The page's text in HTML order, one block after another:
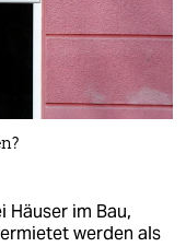
im Bau,
werden als